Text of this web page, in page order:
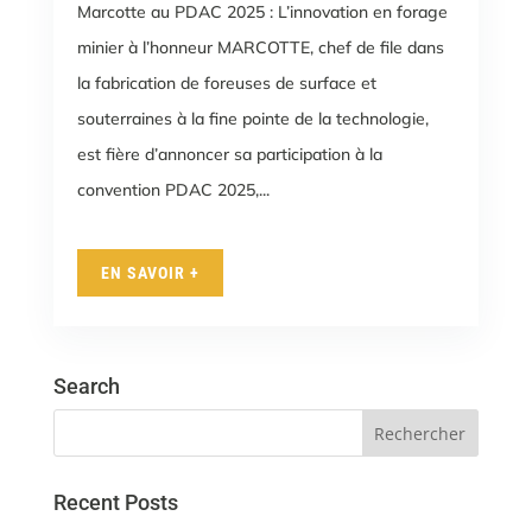
Marcotte au PDAC 2025 : L’innovation en forage
minier à l’honneur MARCOTTE, chef de file dans
la fabrication de foreuses de surface et
souterraines à la fine pointe de la technologie,
est fière d’annoncer sa participation à la
convention PDAC 2025,...
EN SAVOIR +
Search
Recent Posts